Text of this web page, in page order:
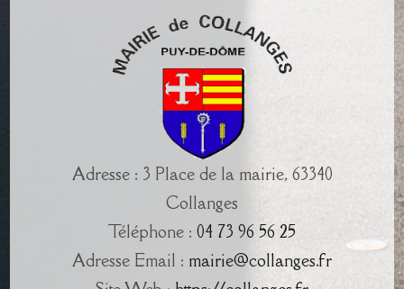
Adresse : 3 Place de la mairie, 63340
Collanges
Téléphone : 04 73 96 56 25
Adresse Email : mairie@collanges.fr